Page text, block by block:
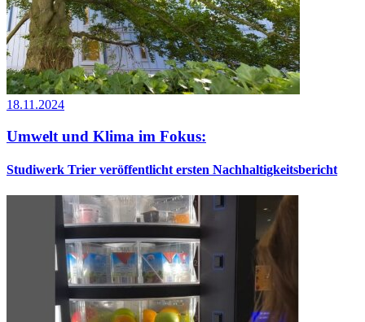
18.11.2024
Umwelt und Klima im Fokus:
Studiwerk Trier veröffentlicht ersten Nachhaltigkeitsbericht